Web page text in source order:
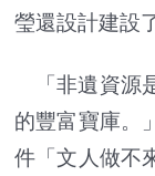
瑩還設計建設
「非遺資
的豐富寶庫。
件「文人做不